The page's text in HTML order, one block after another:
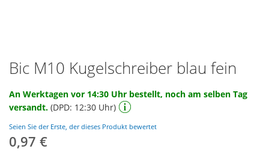
Zum
Anfang
der
Bildgalerie
springen
Bic M10 Kugelschreiber blau fein
An Werktagen vor 14:30 Uhr bestellt, noch am selben Tag
versandt. (DPD: 12:30 Uhr)
Seien Sie der Erste, der dieses Produkt bewertet
0,97 €